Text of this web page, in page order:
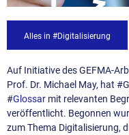
Alles in #Digitalisierung
Auf Initiative des GEFMA-
Prof. Dr. Michael May, hat
#Glossar mit relevanten
veröffentlicht. Begonnen
zum Thema Digitalisierung,